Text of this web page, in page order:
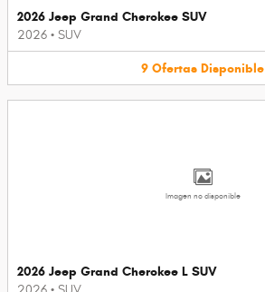
2026 Jeep Grand Cherokee SUV
2026 • SUV
9 Ofertas Disponible
Imagen no disponible
2026 Jeep Grand Cherokee L SUV